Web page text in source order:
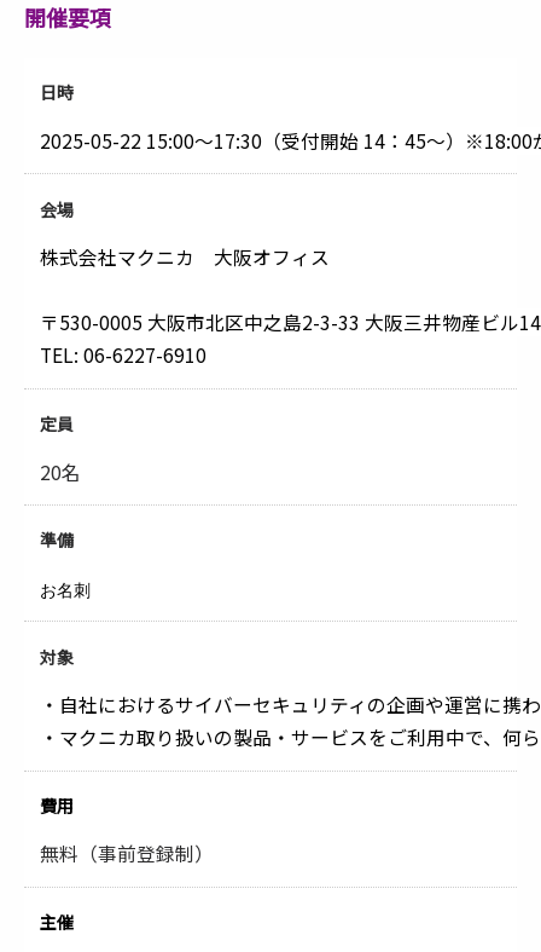
開催要項
日時
2025-05-22 15:00～17:30（受付開始 14：45～）※18:00
会場
株式会社マクニカ 大阪オフィス
〒530-0005 大阪市北区中之島2-3-33 大阪三井物産ビル
TEL: 06-6227-6910
定員
20名
準備
お名刺
対象
・自社におけるサイバーセキュリティの企画や運営に携
・マクニカ取り扱いの製品・サービスをご利用中で、何
費用
無料（事前登録制）
主催